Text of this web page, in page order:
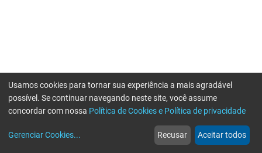
web
Notícias
more_horiz
Mais
Usamos cookies para tornar sua experiência a mais agradável
possível. Se continuar navegando neste site, você assume
concordar com nossa Política de Cookies e Política de privacidade
Gerenciar Cookies... Recusar Aceitar todos
Erro ao enviar informações, por favor tente novamente